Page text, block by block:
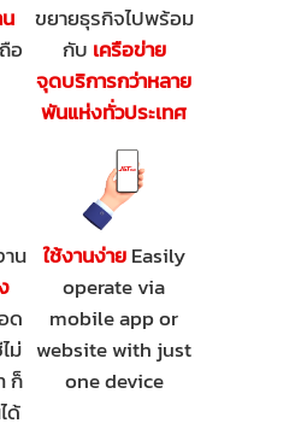
อ
ขยายธุรกิจไปพร้อม
กับ เครือข่าย
จุดบริการกว่าหลาย
พันแห่งทั่วประเทศ
าน
ด
ม่
ก็
ด้
ใช้งานง่ายEasily
operate via
mobile app or
website with just
one device